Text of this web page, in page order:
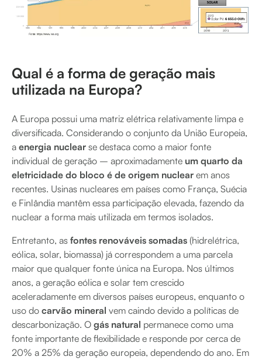
Qual é a forma de geração mais
utilizada na Europa?
A Europa possui uma matriz elétrica relativamente limpa e
diversificada. Considerando o conjunto da União Europeia,
a energia nuclear se destaca como a maior fonte
individual de geração – aproximadamente um quarto da
eletricidade do bloco é de origem nuclear em anos
recentes. Usinas nucleares em países como França, Suécia
e Finlândia mantêm essa participação elevada, fazendo da
nuclear a forma mais utilizada em termos isolados.
Entretanto, as fontes renováveis somadas (hidrelétrica,
eólica, solar, biomassa) já correspondem a uma parcela
maior que qualquer fonte única na Europa. Nos últimos
anos, a geração eólica e solar tem crescido
aceleradamente em diversos países europeus, enquanto o
uso do carvão mineral vem caindo devido a políticas de
descarbonização. O gás natural permanece como uma
fonte importante de flexibilidade e responde por cerca de
20% a 25% da geração europeia, dependendo do ano. Em